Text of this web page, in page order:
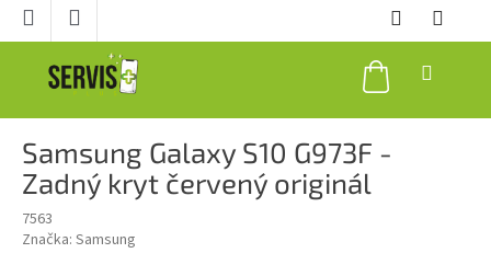
Prejsť
NÁKUPNÝ
KOŠÍK
Samsung Galaxy S10 G973F -
Zadný kryt červený originál
7563
Značka: Samsung